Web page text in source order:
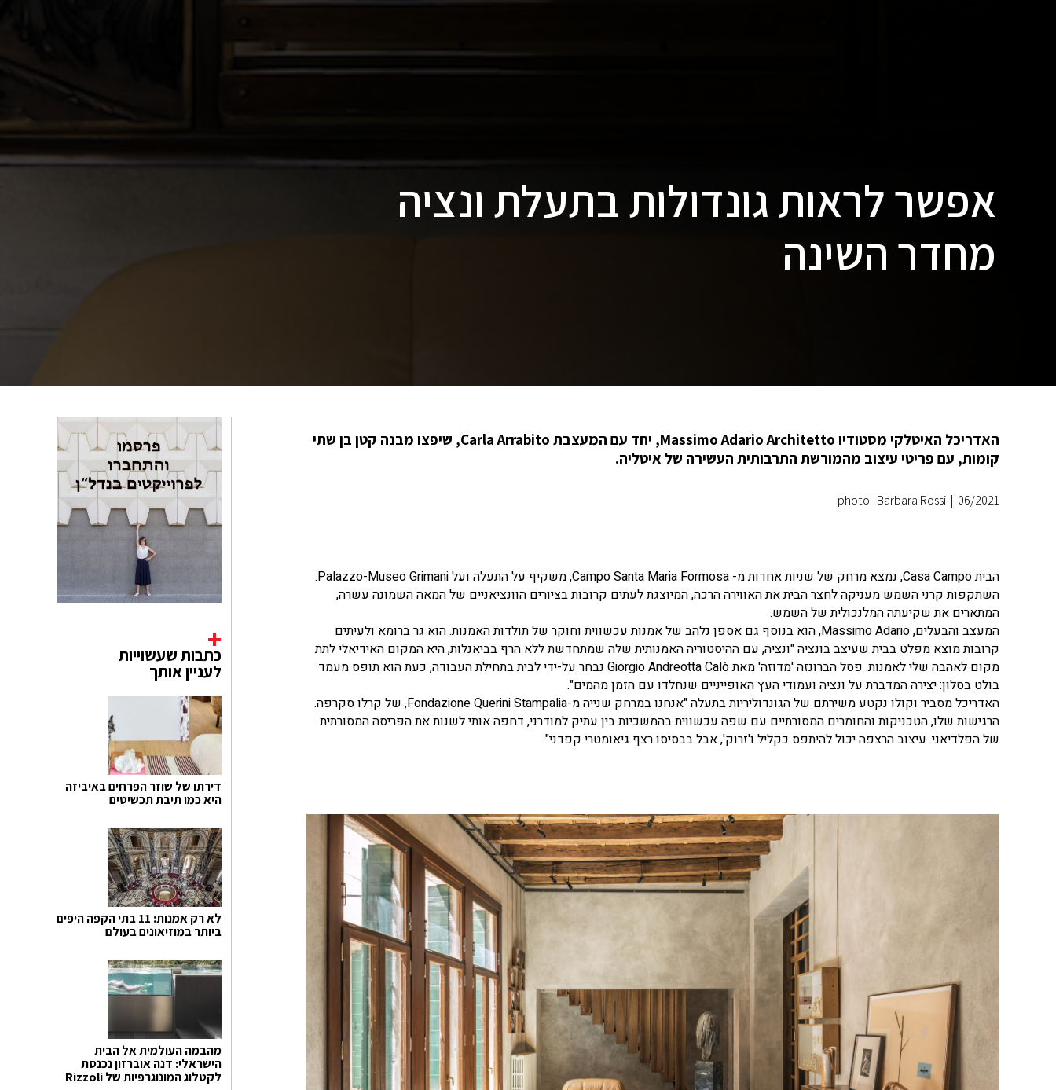
אפשר לראות גונדולות בתעלת ונציה
מחדר השינה
האדריכל האיטלקי מסטודיו Massimo Adario Architetto, יחד עם המעצבת Carla Arrabito, שיפצו מבנה קטן בן שתי
קומות, עם פריטי עיצוב מהמורשת התרבותית העשירה של איטליה.
06/2021
|
photo: Barbara Rossi
הביתCasa Campo
, נמצא מרחק של שניות אחדות מ- Campo Santa Maria Formosa, משקיף על התעלה ועל Palazzo-Museo Grimani.
השתקפות קרני השמש מעניקה לחצר הבית את האווירה הרכה, המיוצגת לעתים קרובות בציורים הוונציאניים של המאה השמונה עשרה,
המתארים את שקיעתה המלנכולית של השמש.
המעצב והבעלים, Massimo Adario, הוא בנוסף גם אספן נלהב של אמנות עכשווית וחוקר של תולדות האמנות. הוא גר ברומא ולעיתים
קרובות מוצא מפלט בבית שעיצב בונציה "ונציה, עם ההיסטוריה האמנותית שלה שמתחדשת ללא הרף בביאנלות, היא המקום האידיאלי לתת
מקום לאהבה שלי לאמנות. פסל הברונזה 'מדוזה' מאת Giorgio Andreotta Calò נבחר על-ידי לבית בתחילת העבודה, כעת הוא תופס מעמד
בולט בסלון: יצירה המדברת על ונציה ועמודי העץ האופייניים שנחלדו עם הזמן מהמים".
האדריכל מסביר וקולו נקטע משירתם של הגונדוליריות בתעלה "אנחנו במרחק שנייה מ-Fondazione Querini Stampalia, של קרלו סקרפה.
הרגישות שלו, הטכניקות והחומרים המסורתיים עם שפה עכשווית בהמשכיות בין עתיק למודרני, דחפה אותי לשנות את הפריסה המסורתית
של הפלדיאני. עיצוב הרצפה יכול להיתפס כקליל ו'זרוק', אבל בבסיסו רצף גיאומטרי קפדני".
כתבות שעשוייות
לעניין אותך
דירתו של שוזר הפרחים באיביזה
היא כמו תיבת תכשיטים
לא רק אמנות: 11 בתי הקפה היפים
ביותר במוזיאונים בעולם
מהבמה העולמית אל הבית
הישראלי: דנה אוברזון נכנסת
לקטלוג המונוגרפיות של Rizzoli